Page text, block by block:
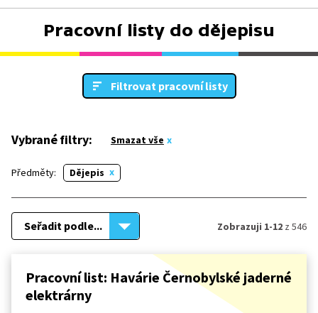
Pracovní listy do dějepisu
Filtrovat pracovní listy
Vybrané filtry: Smazat vše
Předměty: Dějepis
Seřadit podle... Zobrazuji 1-12 z 546
Pracovní list: Havárie Černobylské jaderné
elektrárny